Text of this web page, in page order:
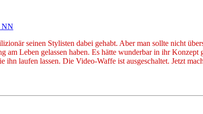
NN
seinen Stylisten dabei gehabt. Aber man sollte nicht
Leben gelassen haben. Es hätte wunderbar in ihr
laufen lassen. Die Video-Waffe ist ausgeschaltet. Jetzt